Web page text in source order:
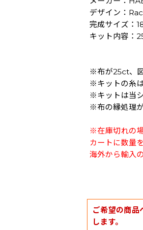
デザイン：
完成サイズ：
キット内容：
※布が25ct、
※キットの糸は
※キットは当
※布の縁処理
※在庫切れの
カートに数量
海外から輸入
ご希望の商品
します。